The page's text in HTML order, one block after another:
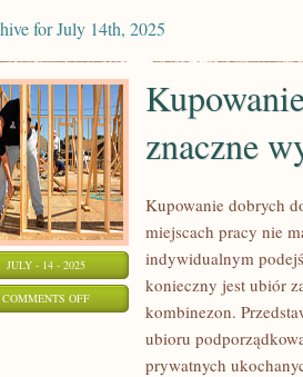
for July 14th, 2025
JULY - 14 - 2025
COMMENTS OFFON
znaczne
Kupowanie dobrych
miejscach pracy nie
indywidualnym
konieczny jest ubiór
kombinezon.
ubioru
prywatnych